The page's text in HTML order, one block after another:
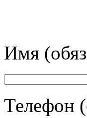
Имя
Телефон